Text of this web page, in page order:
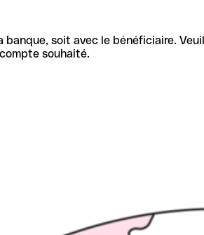
soit avec le bénéficiaire.
souhaité.